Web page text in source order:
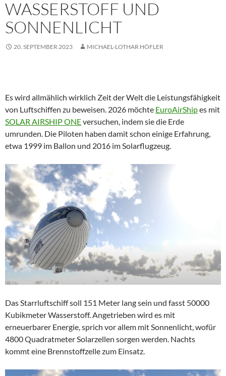
WASSERSTOFF UND
SONNENLICHT
20. SEPTEMBER 2023 MICHAEL-LOTHAR HÖFLER
Es wird allmählich wirklich Zeit der Welt die Leistungsfähigkeit
von Luftschiffen zu beweisen. 2026 möchte EuroAirShipes mit
SOLAR AIRSHIP ONEversuchen, indem sie die Erde
umrunden. Die Piloten haben damit schon einige Erfahrung,
etwa 1999 im Ballon und 2016 im Solarflugzeug.
Das Starrluftschiff soll 151 Meter lang sein und fasst 50000
Kubikmeter Wasserstoff. Angetrieben wird es mit
erneuerbarer Energie, sprich vor allem mit Sonnenlicht, wofür
4800 Quadratmeter Solarzellen sorgen werden. Nachts
kommt eine Brennstoffzelle zum Einsatz.